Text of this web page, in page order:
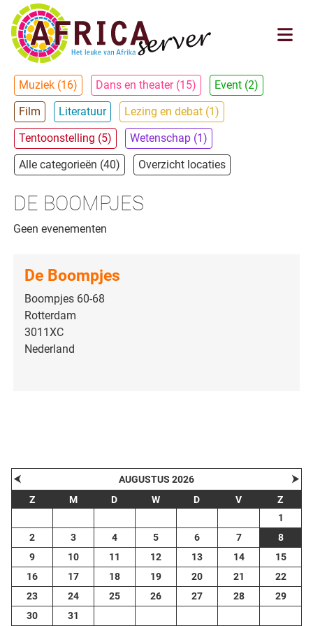
Muziek (16) Dans en theater (15)
Event (2)
Film
Literatuur
Lezing en debat (1)
Tentoonstelling (5)
Wetenschap (1)
Alle categorieën (40)
Overzicht locaties
DE BOOMPJES
Geen evenementen
De Boompjes
Boompjes 60-68
Rotterdam
3011XC
Nederland
⮜ AUGUSTUS 2026 ⮞
Z M D W D V
Z
1
2
3 4 5 6 7
8
9
10 11 12 13 14
15
16
17 18 19 20 21
22
23
24 25 26 27 28
29
30
31